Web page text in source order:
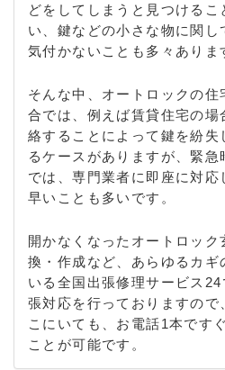
どをしてしまうと見つけるこ
い、鍵などの小さな物に関し
気付かないことも多々ありま
そんな中、オートロックの
合では、例えば賃貸住宅の場
絡することによって鍵を紛失
るケースがありますが、緊
では、専門業者に即座に対
早いことも多いです。
開かなくなったオートロック
換・作成など、あらゆるカギ
いる全国出張修理サービス
張対応を行っておりますの
こにいても、お電話1本です
ことが可能です。